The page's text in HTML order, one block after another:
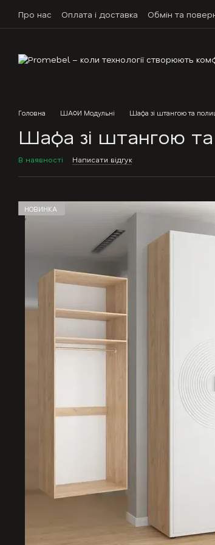
Про нас Оплата і доставка Обмін та
Головна ШАФИ Модульні Шафа зі штангою та
Шафа зі штангою
В наявності Написати відгук
НОВИНКА